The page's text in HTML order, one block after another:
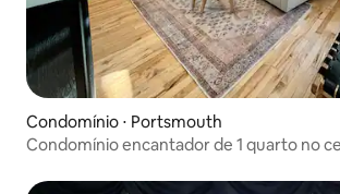
Condomínio ⋅ Portsmouth
Condomínio encantador de 1 quarto no